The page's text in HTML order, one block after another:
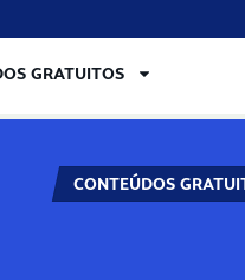
GRATUITOS
CONTEÚDOS